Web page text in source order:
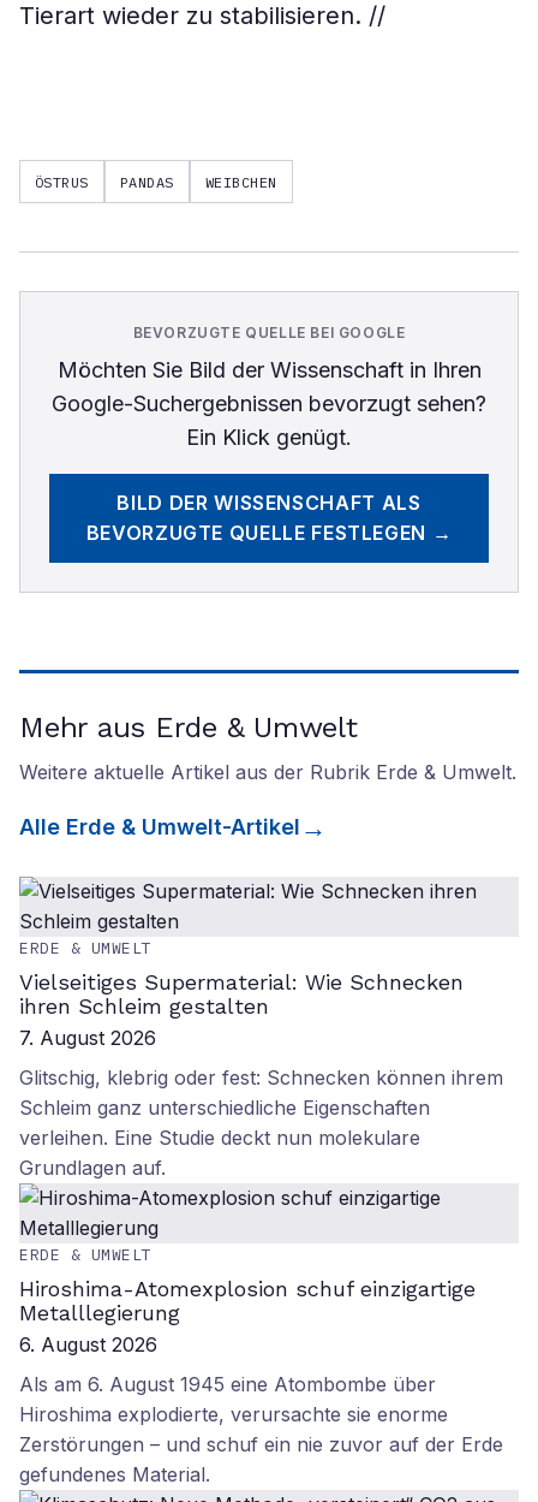
Tierart wieder zu stabilisieren. //
ÖSTRUS PANDAS WEIBCHEN
BEVORZUGTE QUELLE BEI GOOGLE
Möchten Sie Bild der Wissenschaftin Ihren
Google-Suchergebnissen bevorzugt sehen?
Ein Klick genügt.
BILD DER WISSENSCHAFT ALS
BEVORZUGTE QUELLE FESTLEGEN →
Mehr aus Erde & Umwelt
Weitere aktuelle Artikel aus der Rubrik Erde & Umwelt.
Alle Erde & Umwelt-Artikel
ERDE & UMWELT
Vielseitiges Supermaterial: Wie Schnecken
ihren Schleim gestalten
7. August 2026
Glitschig, klebrig oder fest: Schnecken können ihrem
Schleim ganz unterschiedliche Eigenschaften
verleihen. Eine Studie deckt nun molekulare
Grundlagen auf.
ERDE & UMWELT
Hiroshima-Atomexplosion schuf einzigartige
Metalllegierung
6. August 2026
Als am 6. August 1945 eine Atombombe über
Hiroshima explodierte, verursachte sie enorme
Zerstörungen – und schuf ein nie zuvor auf der Erde
gefundenes Material.